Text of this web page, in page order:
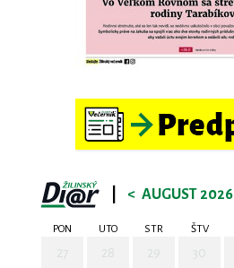
< AUGUST 2026
PON UTO STR ŠTV